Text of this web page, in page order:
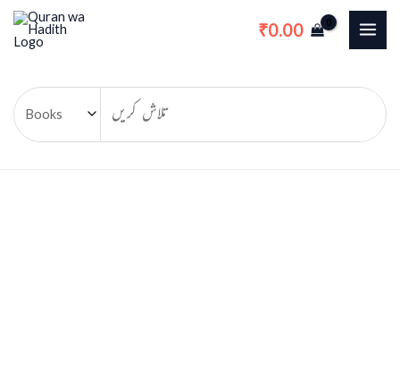
Skip
₹0.00